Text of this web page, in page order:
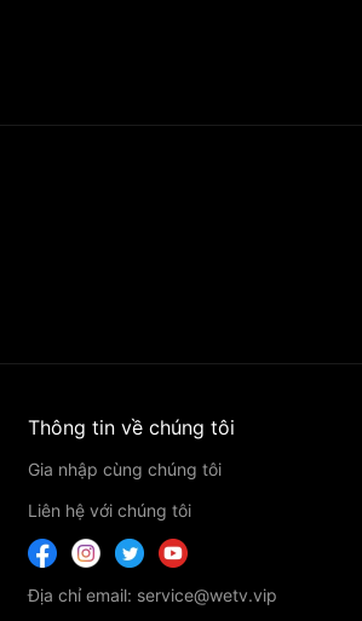
Thông tin về chúng tôi
Gia nhập cùng chúng tôi
Liên hệ với chúng tôi
Địa chỉ email: service@wetv.vip